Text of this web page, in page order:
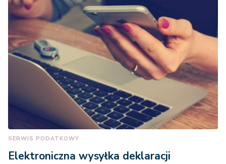
SERWIS PODATKOWY
Elektroniczna wysyłka deklaracji